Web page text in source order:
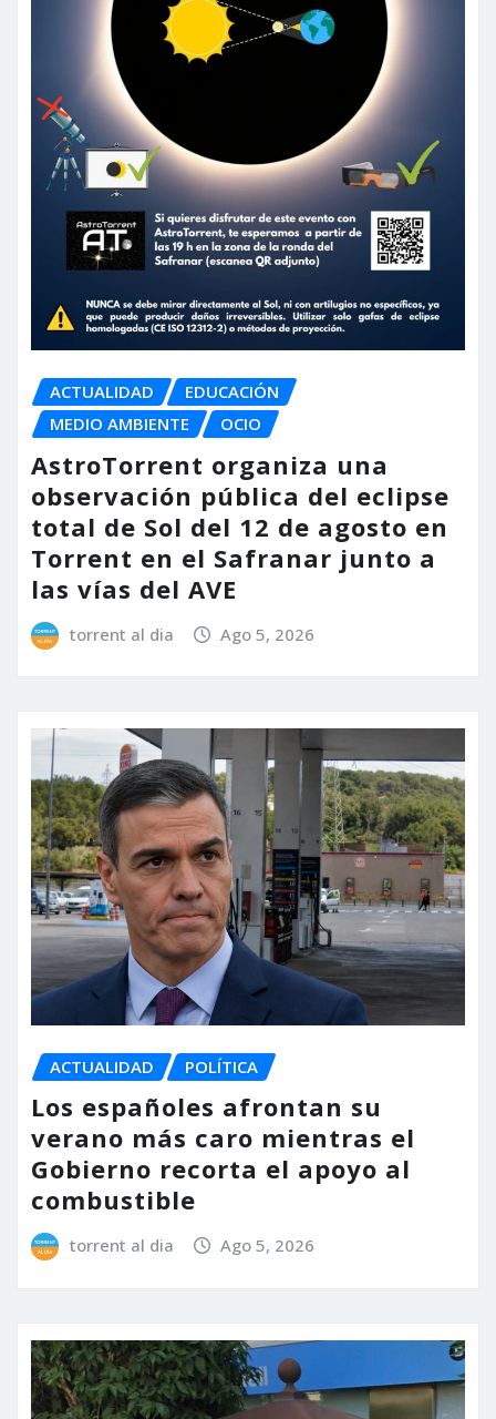
ACTUALIDAD
EDUCACIÓN
MEDIO AMBIENTE
OCIO
AstroTorrent organiza una
observación pública del eclipse
total de Sol del 12 de agosto en
Torrent en el Safranar junto a
las vías del AVE
torrent al dia Ago 5, 2026
ACTUALIDAD POLÍTICA
Los españoles afrontan su
verano más caro mientras el
Gobierno recorta el apoyo al
combustible
torrent al dia Ago 5, 2026